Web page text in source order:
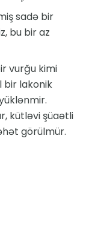
sadə bir
bu bir az
vurğu kimi
bir lakonik
kütləvi şüaətli
görülmür.